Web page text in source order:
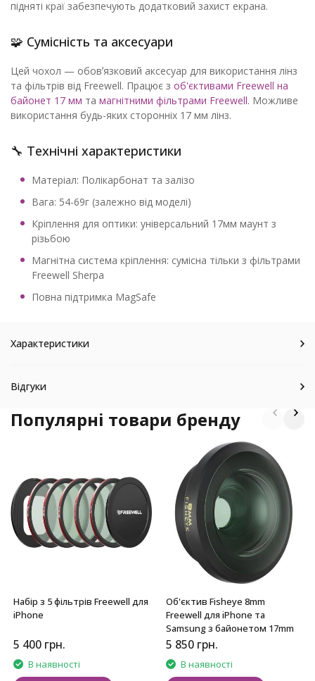
підняті краї забезпечують додатковий захист екрана.
🧩 Сумісність та аксесуари
Цей чохол — обовʼязковий аксесуар для використання лінз
та фільтрів від Freewell. Працює з об'єктивами Freewell на
байонет 17 мм та магнітними фільтрами Freewell. Можливе
використання будь-яких сторонніх 17 мм лінз.
🔧 Технічні характеристики
Матеріал: Полікарбонат та залізо
Вага: 54-69г (залежно від моделі)
Кріплення для оптики: універсальний 17мм маунт з
різьбою
Магнітна система кріплення: сумісна тільки з фільтрами
Freewell Sherpa
Повна підтримка MagSafe
Характеристики
Відгуки
Популярні товари бренду
Набір з 5 фільтрів Freewell для
iPhone
5 400 грн.
В наявності
Об'єктив Fisheye 8mm
Freewell для iPhone та
Samsung з байонетом 17mm
5 850 грн.
В наявності